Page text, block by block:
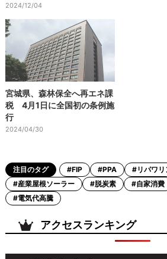
2024/12/04
宮城県、森林保全へ再エネ課
税 4月1日に全国初の条例施
行
2024/04/30
注目のタグ #FIP #PPA
#リパワリ
#産業屋根ソーラー
#脱炭素 #自家消費
#電気代高騰
アクセスランキング